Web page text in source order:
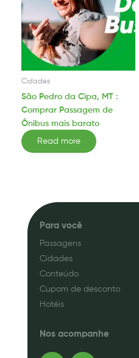
Cidades
São Pedro da Cipa, MT :
Comprar Passagem de
Ônibus mais barato
Read more
Para você
Passagens
Cidades
Conteúdo
Cupom de desconto
Hotéis
Nos acompanhe
F
I